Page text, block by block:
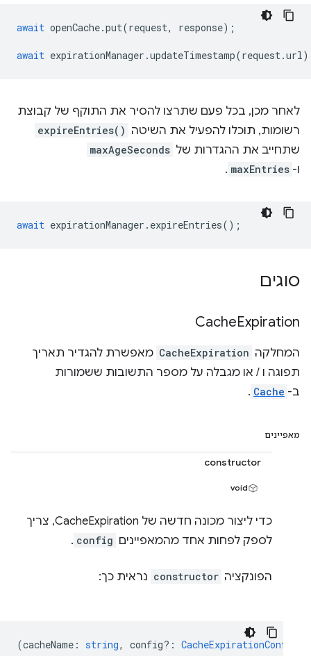
await openCache.put(request, response);
await expirationManager .updateTimestamp(request.url
לאחר מכן, בכל פעם שתרצו להסיר את התוקף של קבוצת
רשומות, תוכלו להפעיל את השיטה expireEntries()
שתחייב את ההגדרות של maxAgeSeconds
ו- maxEntries
.
await expirationManager . expireEntries();
סוגים
CacheExpiration
המחלקה CacheExpiration מאפשרת להגדיר תאריך
תפוגה ו / או מגבלה על מספר התשובות ששמורות
ב- Cache
.
מאפיינים
constructor
void
כדי ליצור מכונה חדשה של CacheExpiration, צריך
לספק לפחות אחד מהמאפיינים config
.
הפונקציה constructor נראית כך:
(cacheName : string, config? : CacheExpirationConfig